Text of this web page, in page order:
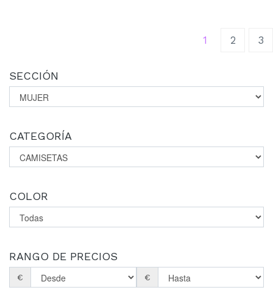
1 (current)
2 3
SECCIÓN
CATEGORÍA
COLOR
RANGO DE PRECIOS
€ €